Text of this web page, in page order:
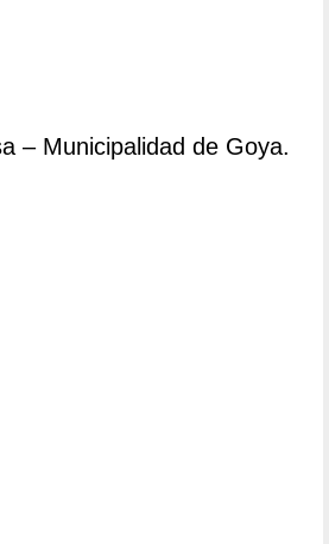
– Municipalidad de Goya.